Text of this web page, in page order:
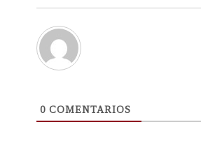
0 COMENTARIOS